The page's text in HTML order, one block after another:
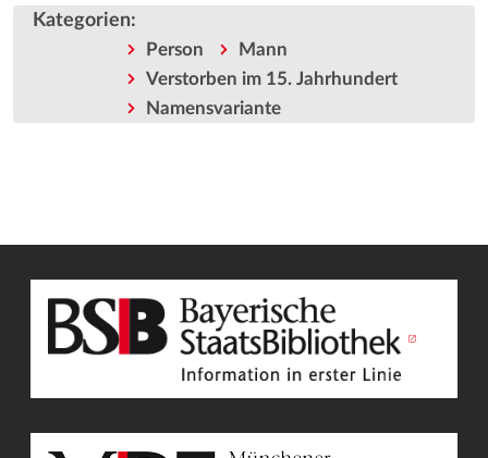
Kategorien:
Person
Mann
Verstorben im 15. Jahrhundert
Namensvariante